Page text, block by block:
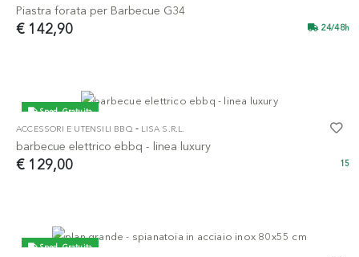
Piastra forata per Barbecue G34
€ 142,90 24/48h
Sped. Gratuita
ACCESSORI E UTENSILI BBQ- LISA S.R.L.
barbecue elettrico ebbq - linea luxury
€ 129,00 15
Sped. Gratuita